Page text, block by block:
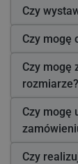
Czy
Czy mogę
Czy mogę
rozmiarze?
Czy mogę
Czy